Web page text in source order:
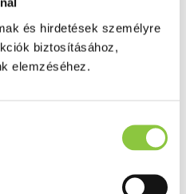
és hirdetések személyre
biztosításához,
elemzéséhez.
Hidratáló
és